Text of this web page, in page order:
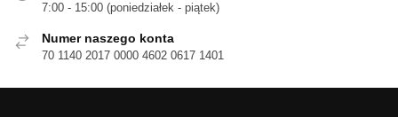
7:00 - 15:00 (poniedziałek - piątek)
Numer naszego konta
70 1140 2017 0000 4602 0617 1401